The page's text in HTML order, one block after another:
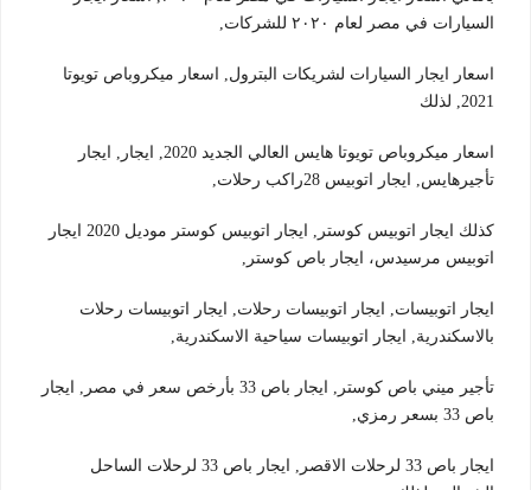
السيارات في مصر لعام ٢٠٢٠ للشركات,
اسعار ايجار السيارات لشريكات البترول, اسعار ميكروباص تويوتا
2021, لذلك
اسعار ميكروباص تويوتا هايس العالي الجديد 2020, ايجار, ايجار
تأجيرهايس, ايجار اتوبيس 28راكب رحلات,
كذلك ايجار اتوبيس كوستر, ايجار اتوبيس كوستر موديل 2020 ايجار
اتوبيس مرسيدس، ايجار باص كوستر,
ايجار اتوبيسات, ايجار اتوبيسات رحلات, ايجار اتوبيسات رحلات
بالاسكندرية, ايجار اتوبيسات سياحية الاسكندرية,
تأجير ميني باص كوستر, ايجار باص 33 بأرخص سعر في مصر, ايجار
باص 33 بسعر رمزي,
ايجار باص 33 لرحلات الاقصر, ايجار باص 33 لرحلات الساحل